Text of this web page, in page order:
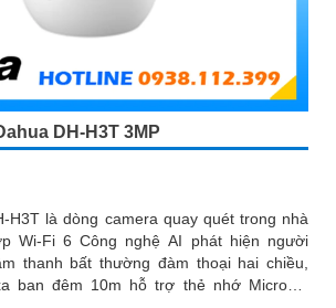
DH-H3T 3MP
H3T là dòng camera quay quét trong nhà
Wi-Fi 6 Công nghệ AI phát hiện người
thanh bất thường đàm thoại hai chiều,
ban đêm 10m hỗ trợ thẻ nhớ MicroSD